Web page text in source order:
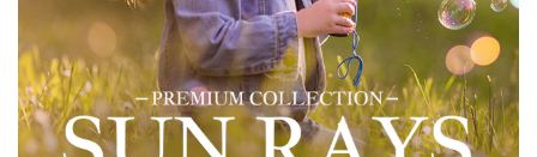
Bitte wählen Sie
Free Sun Ray Overlay #15
Small 800*533px